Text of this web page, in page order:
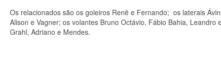
Os relacionados são os goleiros Renê e Fernando; os laterais
Alison e Vagner; os volantes Bruno Octávio, Fábio Bahia,
Grahl, Adriano e Mendes.